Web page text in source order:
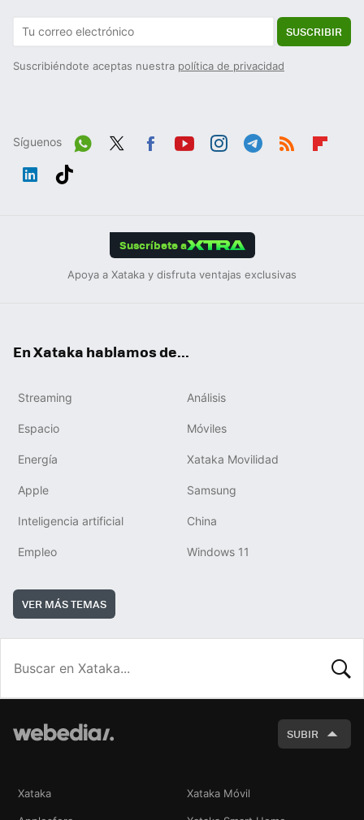
SUSCRIBIR
Suscribiéndote aceptas nuestra política de privacidad
Síguenos
Wh
Suscríbete a
Apoya a Xataka y disfruta ventajas exclusivas
En Xataka hablamos de...
Streaming Análisis
Espacio Móviles
Energía Xataka Movilidad
Apple Samsung
Inteligencia artificial China
Empleo Windows 11
VER MÁS TEMAS
SUBIR
Xataka Xataka Móvil